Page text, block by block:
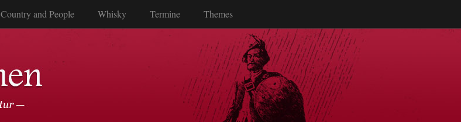
Country and People Whisky Termine Themes